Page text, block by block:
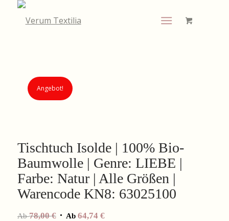
Angebot!
Tischtuch Isolde | 100% Bio-
Baumwolle | Genre: LIEBE |
Farbe: Natur | Alle Größen |
Warencode KN8: 63025100
Ab78,00€ Ab 64,74 €